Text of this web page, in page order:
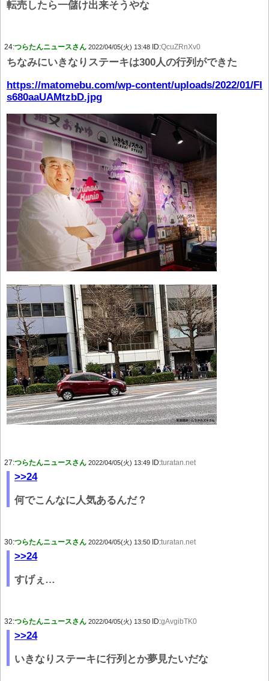
転売したら一儲け出来そうやな
24:つらたんニュースさん 2022/04/05(火) 13:48 ID:QcuZRnXv0
ちなみにいきなりステーキは300人の行列ができた
https://matomebu.com/wp-content/uploads/2022/01/FI
s680aaUAMtzbD.jpg
27:つらたんニュースさん 2022/04/05(火) 13:49 ID:turatan.net
>>24
何でこんなに人気あるんだ？
30:つらたんニュースさん 2022/04/05(火) 13:50 ID:turatan.net
>>24
すげぇ…
32:つらたんニュースさん 2022/04/05(火) 13:50 ID:gAvgibTK0
>>24
いきなりステーキに行列とか夢見たいだな